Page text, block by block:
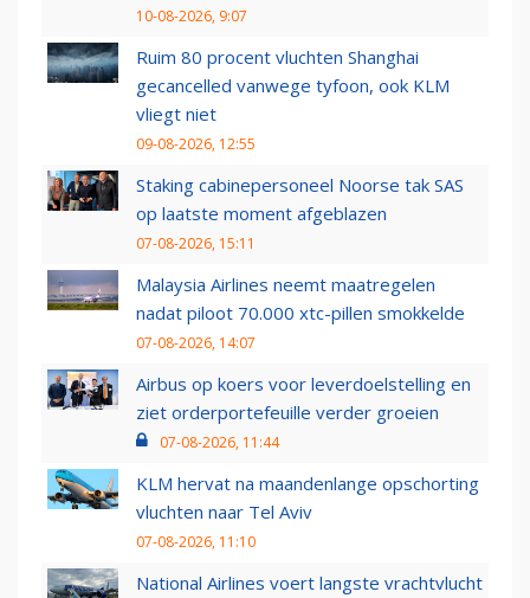
10-08-2026, 9:07
Ruim 80 procent vluchten Shanghai
gecancelled vanwege tyfoon, ook KLM
vliegt niet
09-08-2026, 12:55
Staking cabinepersoneel Noorse tak SAS
op laatste moment afgeblazen
07-08-2026, 15:11
Malaysia Airlines neemt maatregelen
nadat piloot 70.000 xtc-pillen smokkelde
07-08-2026, 14:07
Airbus op koers voor leverdoelstelling en
ziet orderportefeuille verder groeien
07-08-2026, 11:44
KLM hervat na maandenlange opschorting
vluchten naar Tel Aviv
07-08-2026, 11:10
National Airlines voert langste vrachtvlucht